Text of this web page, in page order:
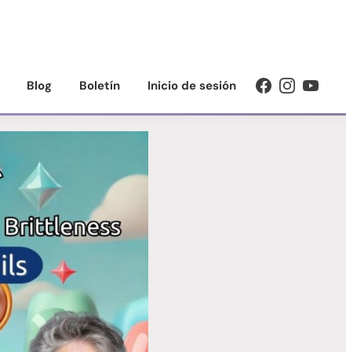
Blog Boletín Inicio de sesión